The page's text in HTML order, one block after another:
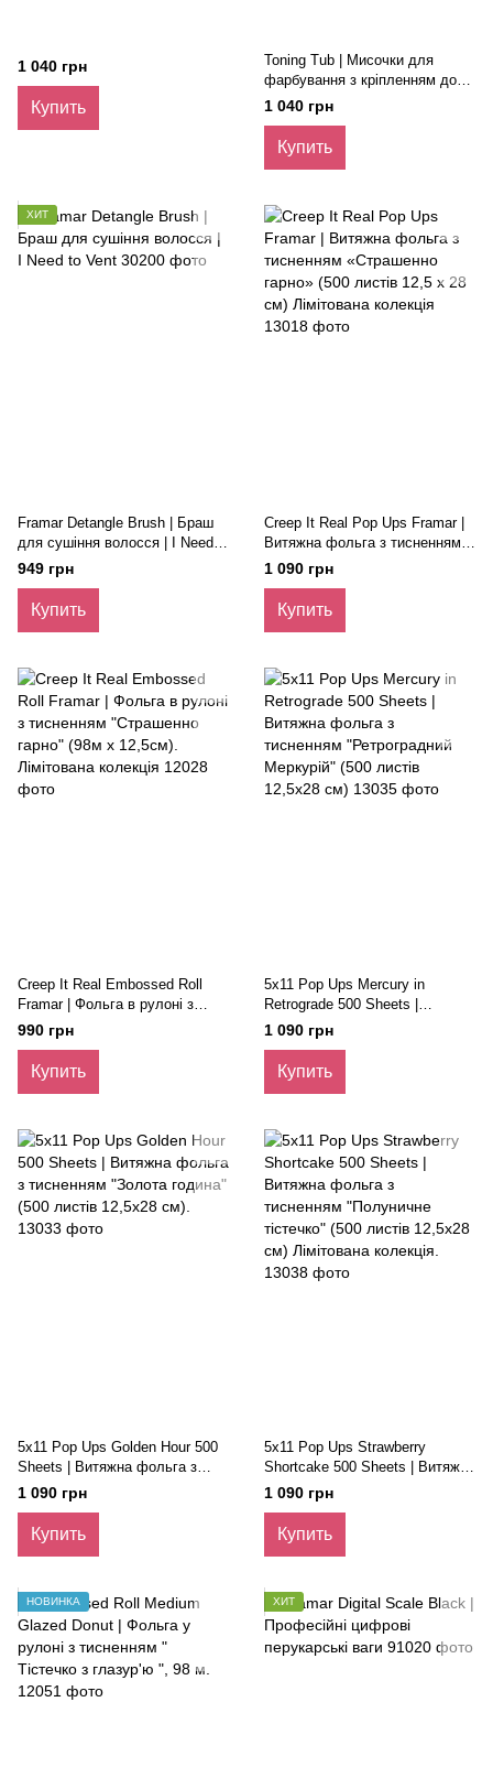
1 040 грн
Купить
Toning Tub | Мисочки для
фарбування з кріпленням до
мийки
1 040 грн
Купить
ХИТ
Framar Detangle Brush | Браш
для сушіння волосся | I Need
to Vent
949 грн
Купить
Creep It Real Pop Ups Framar |
Витяжна фольга з тисненням
«Страшенно гарно» (500 листів
12,5 х 28 см) Лімітована
колекція
1 090 грн
Купить
Creep It Real Embossed Roll
Framar | Фольга в рулоні з
тисненням "Страшенно гарно"
(98м х 12,5см). Лімітована
колекція
990 грн
Купить
5x11 Pop Ups Mercury in
Retrograde 500 Sheets |
Витяжна фольга з тисненням
"Ретроградний Меркурій" (500
листів 12,5х28 см)
1 090 грн
Купить
5x11 Pop Ups Golden Hour 500
Sheets | Витяжна фольга з
тисненням "Золота година"
(500 листів 12,5х28 см).
1 090 грн
Купить
5x11 Pop Ups Strawberry
Shortcake 500 Sheets | Витяжна
фольга з тисненням
"Полуничне тістечко" (500
листів 12,5х28 см) Лімітована
колекція.
1 090 грн
Купить
НОВИНКА ХИТ